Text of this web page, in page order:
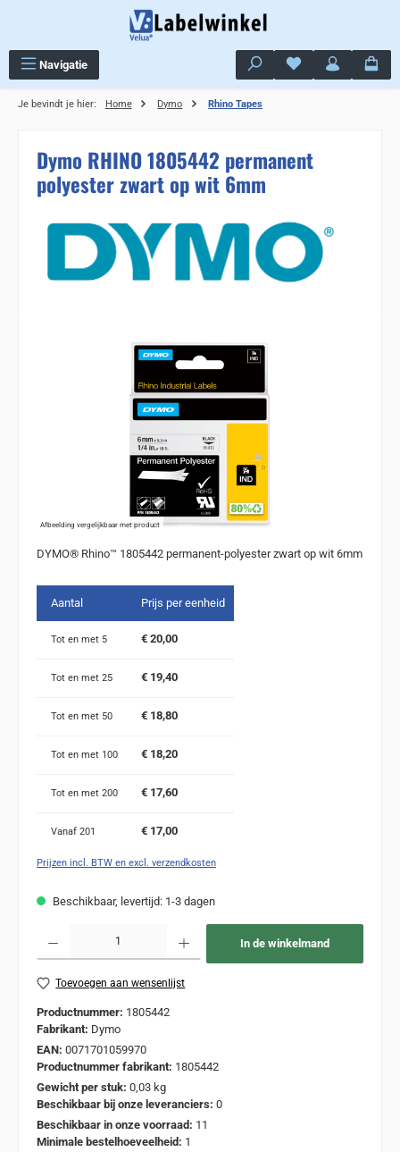
Navigatie Je hebt 0 items op
Je bevindt je hier: Home Dymo Rhino Tapes
Dymo RHINO 1805442 permanent
polyester zwart op wit 6mm
Sla de afbeeldingengalerij over
Afbeelding vergelijkbaar met product
DYMO® Rhino™ 1805442 permanent-polyester zwart op wit 6mm
Aantal Prijs per eenheid
Tot en met 5 € 20,00
Tot en met 25 € 19,40
Tot en met 50 € 18,80
Tot en met 100 € 18,20
Tot en met 200 € 17,60
Vanaf 201 € 17,00
Prijzen incl. BTW en excl. verzendkosten
Beschikbaar, levertijd: 1-3 dagen
In de winkelmand
Toevoegen aan wensenlijst
Productnummer: 1805442
Fabrikant: Dymo
EAN: 0071701059970
Productnummer fabrikant: 1805442
Gewicht per stuk: 0,03 kg
Beschikbaar bij onze leveranciers: 0
Beschikbaar in onze voorraad: 11
Minimale bestelhoeveelheid: 1